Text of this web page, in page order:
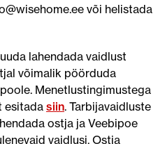
või helistada
lahendada vaidlust
võimalik pöörduda
Menetlustingimustega
esitada siin. Tarbijavaidluste
ostja ja Veebipoe
vaidlusi. Ostja